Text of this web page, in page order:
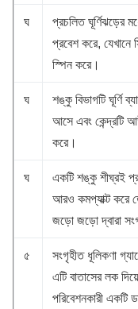
ঘ
প্রচলিত ঘূর্ণিঝড়ের
প্রবেশ করে, যেখানে
স্পিন করে।
ঘ
শঙ্কু বিভাগটি ঘূর্ণি
আসে এবং কেন্দ্রটি
করে।
ঘ
একটি শঙ্কু শীঘ্রই
আরও কমপ্যাক্ট করে
জড়ো জড়ো দ্বারা
৫
সংগৃহীত ধূলিকণা
এটি বাতাসের লক
পরিবেশনকারী একটি